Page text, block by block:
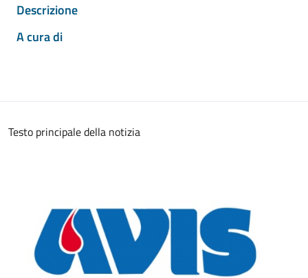
Descrizione
A cura di
Testo principale della notizia